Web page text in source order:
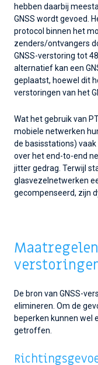
hebben daarbij
GNSS wordt gevoed.
protocol binnen het
zenders/ontvangers
GNSS-verstoring tot
alternatief kan een
geplaatst, hoewel dit
verstoringen van het
Wat het gebruik van
mobiele netwerken
de basisstations)
over het end-to-end
jitter gedrag. Terwijl
glasvezelnetwerken
gecompenseerd, zijn
Maatregelen
De bron van GNSS-
elimineren. Om de
beperken kunnen wel
getroffen.